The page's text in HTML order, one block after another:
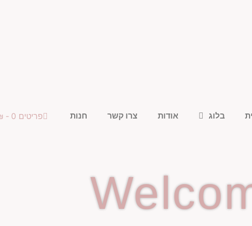
בלוג אודות צרו קשר חנות פריטים 0